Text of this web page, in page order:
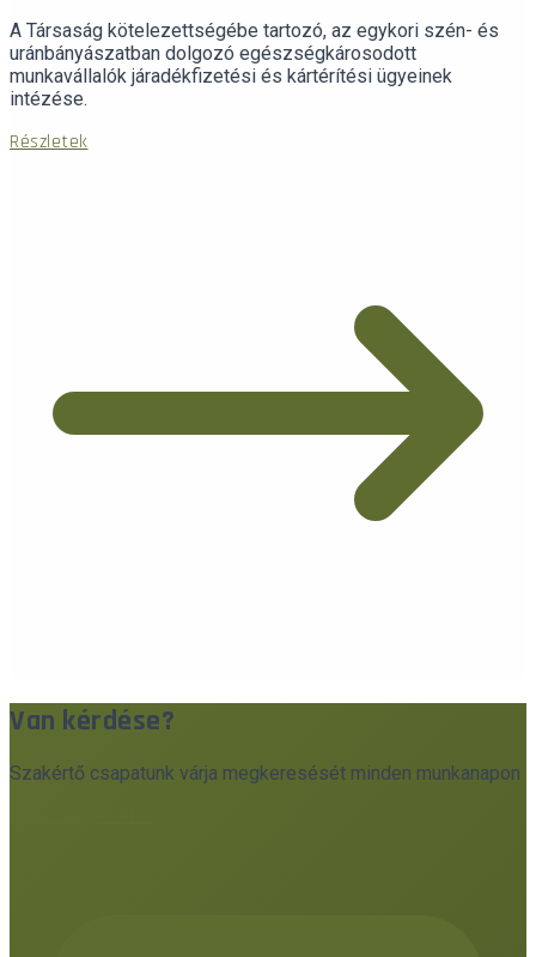
A Társaság kötelezettségébe tartozó, az egykori szén- és
uránbányászatban dolgozó egészségkárosodott
munkavállalók járadékfizetési és kártérítési ügyeinek
intézése.
Részletek
Van kérdése?
Szakértő csapatunk várja megkeresését minden munkanapon